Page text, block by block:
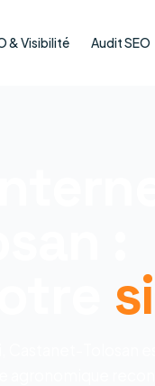
& Visibilité Audit SEO
:
Castanet-Tolosan